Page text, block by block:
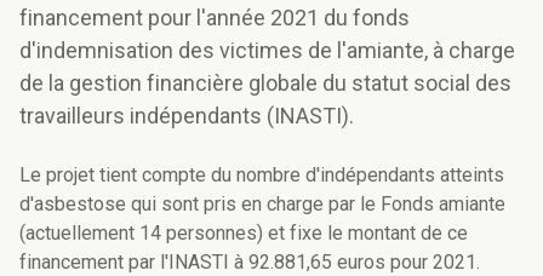
financement pour l'année 2021 du fonds
d'indemnisation des victimes de l'amiante, à charge
de la gestion financière globale du statut social des
travailleurs indépendants (INASTI).
Le projet tient compte du nombre d'indépendants atteints
d'asbestose qui sont pris en charge par le Fonds amiante
(actuellement 14 personnes) et fixe le montant de ce
financement par l'INASTI à 92.881,65 euros pour 2021.